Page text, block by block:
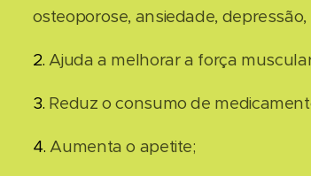
osteoporose, ansiedade,
2.Ajuda a melhorar a força
3. Reduz o consumo de
4.Aumenta o apetite;